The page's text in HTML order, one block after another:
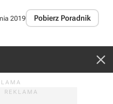
2019 Pobierz Poradnik
